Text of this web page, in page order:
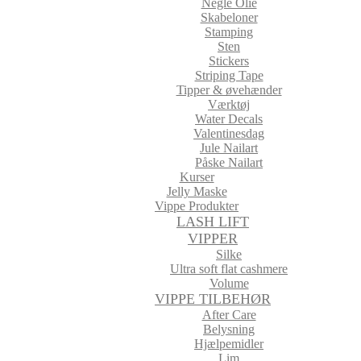
Negle Olie
Skabeloner
Stamping
Sten
Stickers
Striping Tape
Tipper & øvehænder
Værktøj
Water Decals
Valentinesdag
Jule Nailart
Påske Nailart
Kurser
Jelly Maske
Vippe Produkter
LASH LIFT
VIPPER
Silke
Ultra soft flat cashmere
Volume
VIPPE TILBEHØR
After Care
Belysning
Hjælpemidler
Lim